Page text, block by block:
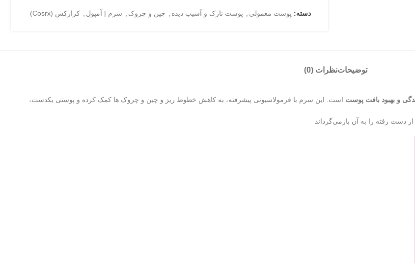
دسته: پوست معمولی پوست نازک و آسیب دیده چین و چروک سرم | آمپول کزارکس (Cosrx)
توضیحاتنظرات (0)
و بهبود بافت پوست است. این سرم با فرمولاسیونی پیشرفته، به کاهش خطوط ریز و چین و چروک‌ ها کمک کرده و پوستی یکدست،
دست رفته را به آن بازمی‌گرداند